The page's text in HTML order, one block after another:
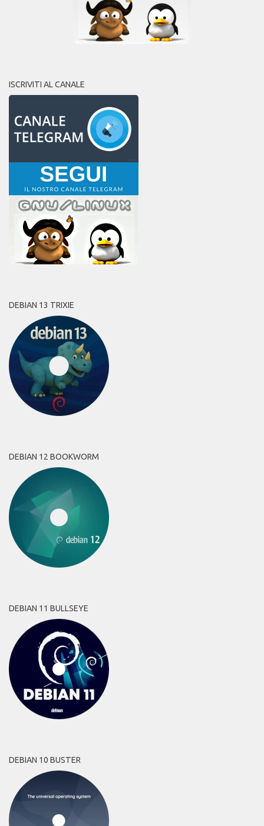
ISCRIVITI AL CANALE
DEBIAN 13 TRIXIE
DEBIAN 12 BOOKWORM
DEBIAN 11 BULLSEYE
DEBIAN 10 BUSTER